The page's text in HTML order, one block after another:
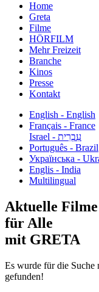
Home
Greta
Filme
HÖRFILM
Mehr Freizeit
Branche
Kinos
Presse
Kontakt
English - English
Français - France
עִבְרִית - Israel
Português - Brazil
Українська -
Englis - India
Multilingual
Aktuelle Filme
für Alle
mit GRETA
Es wurde für die
gefunden!